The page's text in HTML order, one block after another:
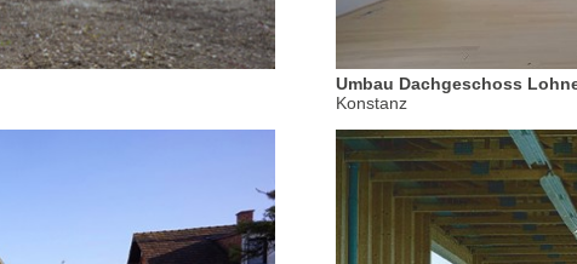
Umbau Dachgeschoss
Konstanz